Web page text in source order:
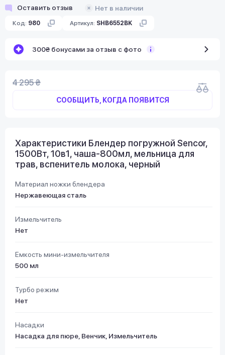
Оставить отзыв Нет в наличии
Код: 980 Артикул: SHB6552BK
300₴ бонусами за отзыв с фото
4 295 ₴
СООБЩИТЬ, КОГДА ПОЯВИТСЯ
Характеристики Блендер погружной Sencor,
1500Вт, 10в1, чаша-800мл, мельница для
трав, вспенитель молока, черный
Материал ножки блендера
Нержавеющая сталь
Измельчитель
Нет
Емкость мини-измельчителя
500 мл
Турбо режим
Нет
Насадки
Насадка для пюре, Венчик, Измельчитель